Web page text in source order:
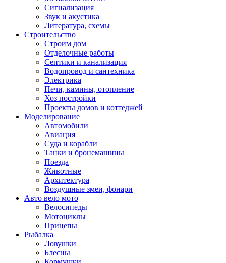
Сигнализация
Звук и акустика
Литература, схемы
Строительство
Строим дом
Отделочные работы
Септики и канализация
Водопровод и сантехника
Электрика
Печи, камины, отопление
Хоз постройки
Проекты домов и коттеджей
Моделирование
Автомобили
Авиация
Суда и корабли
Танки и бронемашины
Поезда
Животные
Архитектура
Воздушные змеи, фонари
Авто вело мото
Велосипеды
Мотоциклы
Прицепы
Рыбалка
Ловушки
Блесны